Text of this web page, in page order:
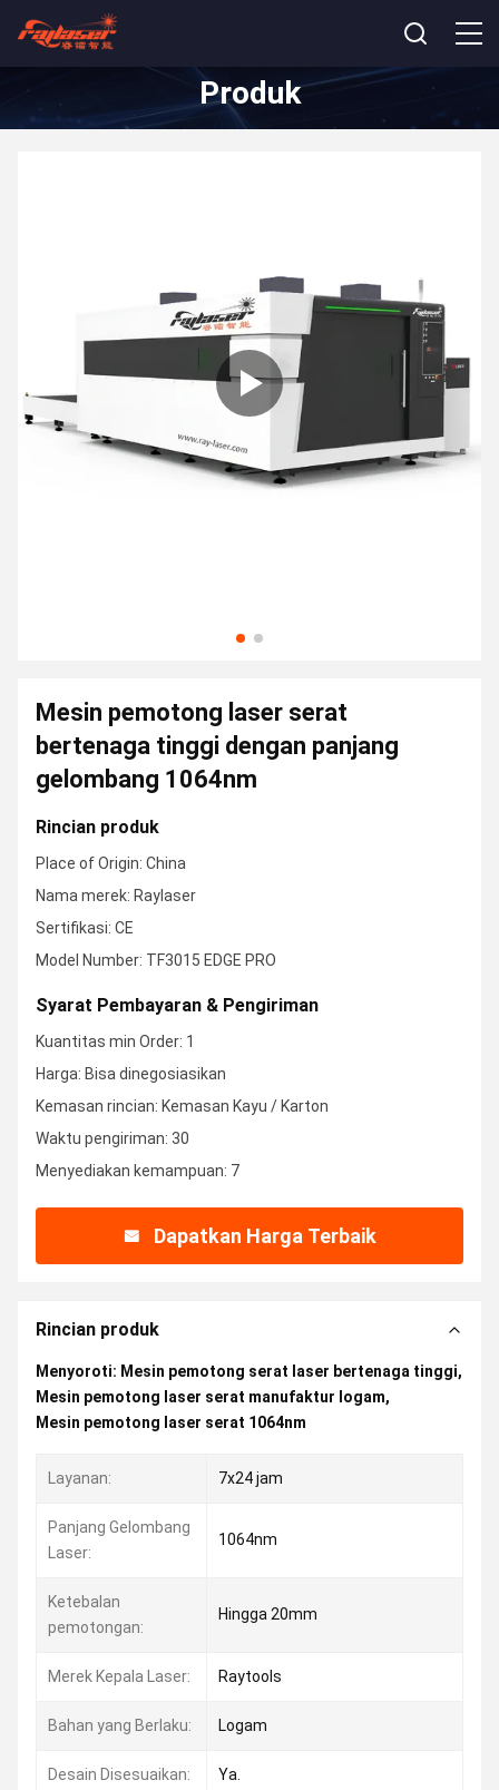
Produk
Mesin pemotong laser serat
bertenaga tinggi dengan panjang
gelombang 1064nm
Rincian produk
Place of Origin: China
Nama merek: Raylaser
Sertifikasi: CE
Model Number: TF3015 EDGE PRO
Syarat Pembayaran & Pengiriman
Kuantitas min Order: 1
Harga: Bisa dinegosiasikan
Kemasan rincian: Kemasan Kayu / Karton
Waktu pengiriman: 30
Menyediakan kemampuan: 7
Dapatkan Harga Terbaik
Rincian produk
Menyoroti: Mesin pemotong serat laser bertenaga tinggi,
Mesin pemotong laser serat manufaktur logam,
Mesin pemotong laser serat 1064nm
Layanan: 7x24 jam
Panjang Gelombang
Laser:
1064nm
Ketebalan
pemotongan:
Hingga 20mm
Merek Kepala Laser: Raytools
Bahan yang Berlaku: Logam
Desain Disesuaikan: Ya.